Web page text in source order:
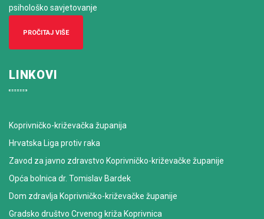
psihološko savjetovanje
PROČITAJ VIŠE
LINKOVI
Koprivničko-križevačka županija
Hrvatska Liga protiv raka
Zavod za javno zdravstvo Koprivničko-križevačke županije
Opća bolnica dr. Tomislav Bardek
Dom zdravlja Koprivničko-križevačke županije
Gradsko društvo Crvenog križa Koprivnica